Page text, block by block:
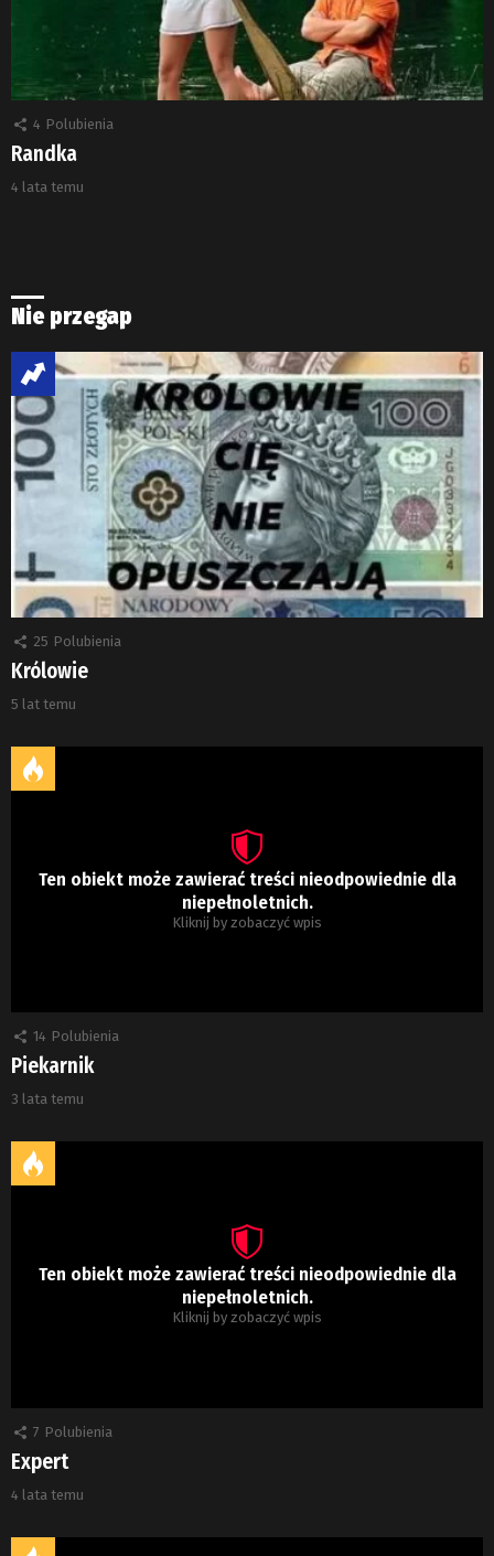
4 Polubienia
Randka
4 lata temu
Nie przegap
25 Polubienia
Królowie
5 lat temu
Ten obiekt może zawierać treści nieodpowiednie dla
niepełnoletnich.
Kliknij by zobaczyć wpis
14 Polubienia
Piekarnik
3 lata temu
Ten obiekt może zawierać treści nieodpowiednie dla
niepełnoletnich.
Kliknij by zobaczyć wpis
7 Polubienia
Expert
4 lata temu